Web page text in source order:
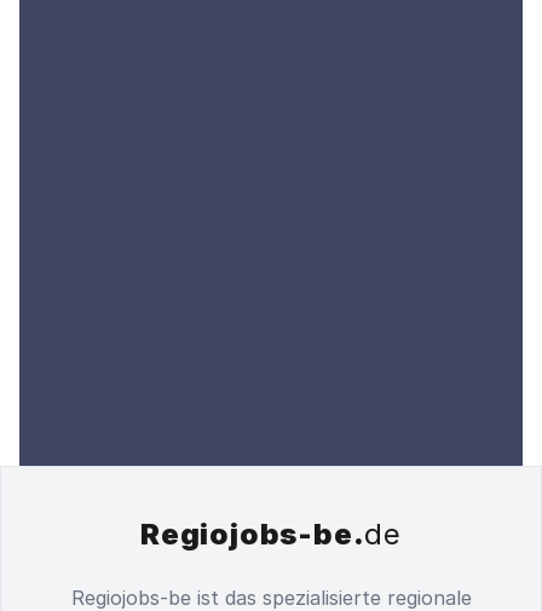
Regiojobs-be.de
Regiojobs-be ist das spezialisierte regionale